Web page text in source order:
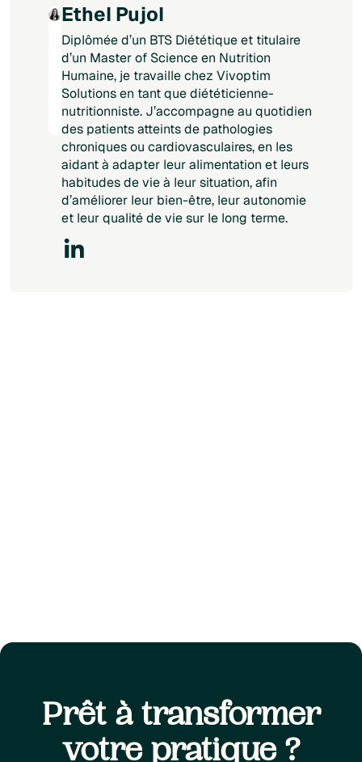
Ethel Pujol
Diplômée d’un BTS Diététique et titulaire
d’un Master of Science en Nutrition
Humaine, je travaille chez Vivoptim
Solutions en tant que diététicienne-
nutritionniste. J’accompagne au quotidien
des patients atteints de pathologies
chroniques ou cardiovasculaires, en les
aidant à adapter leur alimentation et leurs
habitudes de vie à leur situation, afin
d’améliorer leur bien-être, leur autonomie
et leur qualité de vie sur le long terme.
Prêt à transformer
votre pratique ?